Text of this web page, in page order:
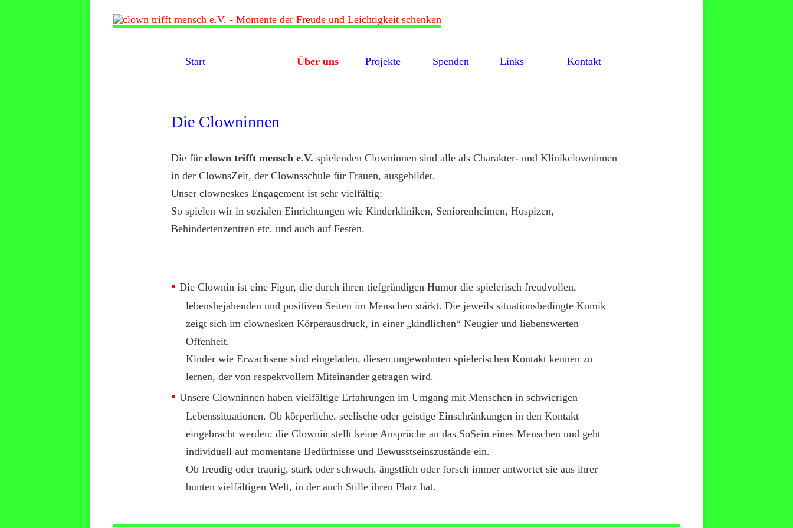
clown trifft mensch e.V.
Momente der Freude und Leichtigkeit schenken
Inhalt
springen
Start Über uns Projekte Spenden Links Kontakt
Die Clowninnen
Die fürclown trifft mensch e.V. spielenden Clowninnen sind alle als Charakter- und Klinikclowninnen
in der ClownsZeit, der Clownsschule für Frauen, ausgebildet.
Unser clowneskes Engagement ist sehr vielfältig:
So spielen wir in sozialen Einrichtungen wie Kinderkliniken, Seniorenheimen, Hospizen,
Behindertenzentren etc. und auch auf Festen.
Die Clownin ist eine Figur, die durch ihren tiefgründigen Humor die spielerisch freudvollen,
lebensbejahenden und positiven Seiten im Menschen stärkt. Die jeweils situationsbedingte Komik
zeigt sich im clownesken Körperausdruck, in einer „kindlichen“ Neugier und liebenswerten
Offenheit.
Kinder wie Erwachsene sind eingeladen, diesen ungewohnten spielerischen Kontakt kennen zu
lernen, der von respektvollem Miteinander getragen wird.
Unsere Clowninnen haben vielfältige Erfahrungen im Umgang mit Menschen in schwierigen
Lebenssituationen. Ob körperliche, seelische oder geistige Einschränkungen in den Kontakt
eingebracht werden: die Clownin stellt keine Ansprüche an das SoSein eines Menschen und geht
individuell auf momentane Bedürfnisse und Bewusstseinszustände ein.
Ob freudig oder traurig, stark oder schwach, ängstlich oder forsch immer antwortet sie aus ihrer
bunten vielfältigen Welt, in der auch Stille ihren Platz hat.